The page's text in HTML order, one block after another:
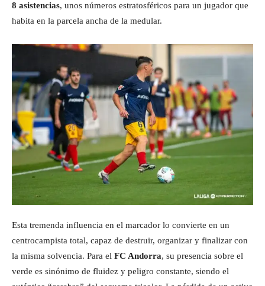
8 asistencias, unos números estratosféricos para un jugador que
habita en la parcela ancha de la medular.
Esta tremenda influencia en el marcador lo convierte en un
centrocampista total, capaz de destruir, organizar y finalizar con
la misma solvencia. Para el FC Andorra, su presencia sobre el
verde es sinónimo de fluidez y peligro constante, siendo el